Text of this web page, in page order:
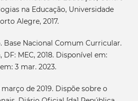
na Educação, Universidade
Alegre, 2017.
Base Nacional Comum Curricular.
MEC, 2018. Disponível em:
3 mar. 2023.
de 2019. Dispõe sobre o